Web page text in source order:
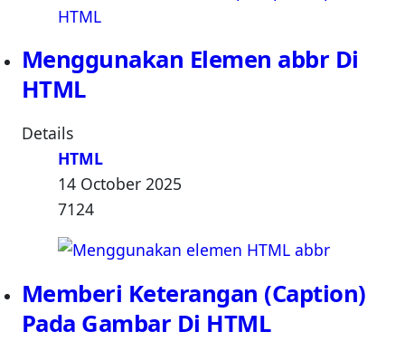
Menggunakan Elemen abbr Di
HTML
Details
HTML
14 October 2025
7124
Memberi Keterangan (Caption)
Pada Gambar Di HTML